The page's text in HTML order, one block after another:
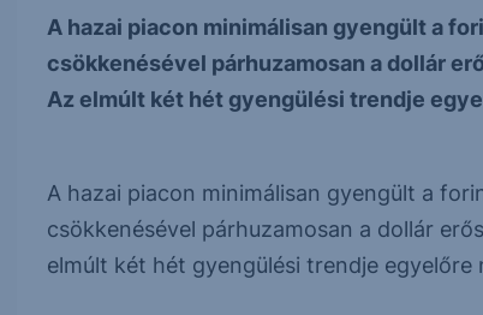
A hazai piacon minimálisan gyengült a
csökkenésével párhuzamosan a dollár
Az elmúlt két hét gyengülési trendje
A hazai piacon minimálisan gyengült a
csökkenésével párhuzamosan a dollár
elmúlt két hét gyengülési trendje